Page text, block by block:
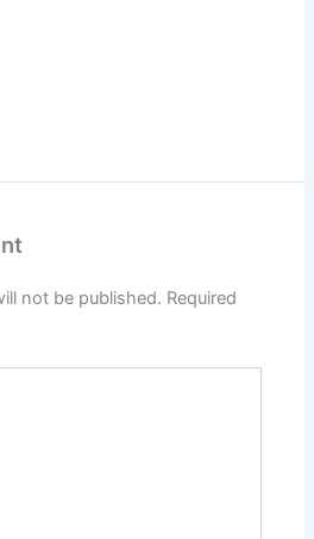
not be published. Required